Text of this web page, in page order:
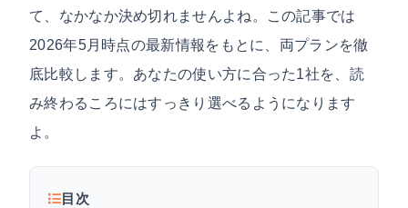
て、なかなか決め切れませんよね。この記事では
2026年5月時点の最新情報をもとに、両プランを徹
底比較します。あなたの使い方に合った1社を、読
み終わるころにはすっきり選べるようになります
よ。
目次